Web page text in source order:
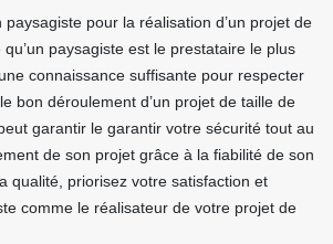
pour la réalisation d’un projet de
paysagiste est le prestataire le plus
connaissance suffisante pour respecter
bon déroulement d’un projet de taille de
garantir le garantir votre sécurité tout au
de son projet grâce à la fiabilité de son
qualité, priorisez votre satisfaction et
comme le réalisateur de votre projet de